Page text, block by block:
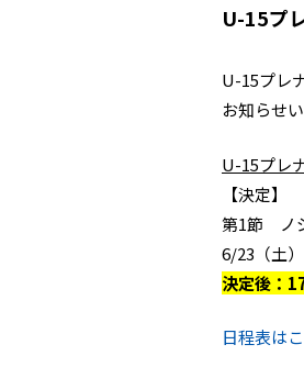
U-15プ
U-15プレ
お知らせ
U-15プレ
【決定】
第1節 ノ
6/23（土
決定後：
日程表は